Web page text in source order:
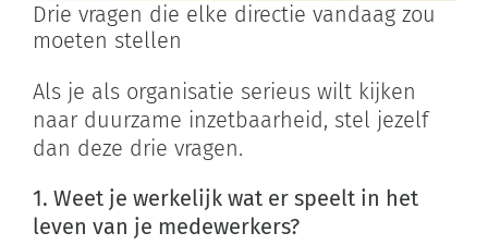
Drie vragen die elke directie vandaag zou
moeten stellen
Als je als organisatie serieus wilt kijken
naar duurzame inzetbaarheid, stel jezelf
dan deze drie vragen.
1. Weet je werkelijk wat er speelt in het
leven van je medewerkers?